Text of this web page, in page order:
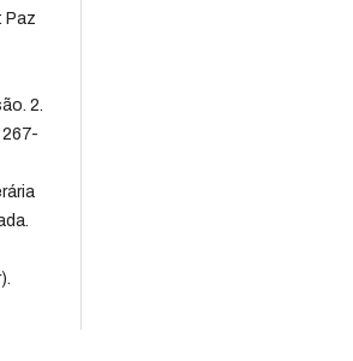
Paz
2.
267-